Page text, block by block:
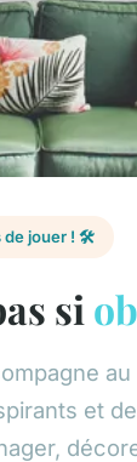
de jouer ! 🛠️
si
et